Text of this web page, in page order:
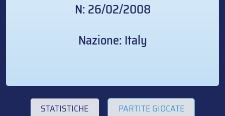
N: 26/02/2008
Nazione: Italy
STATISTICHE PARTITE GIOCATE